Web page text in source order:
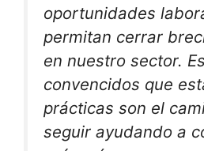
oportunidades
permitan cerrar
en nuestro sector.
convencidos que
prácticas son el
seguir ayudando a